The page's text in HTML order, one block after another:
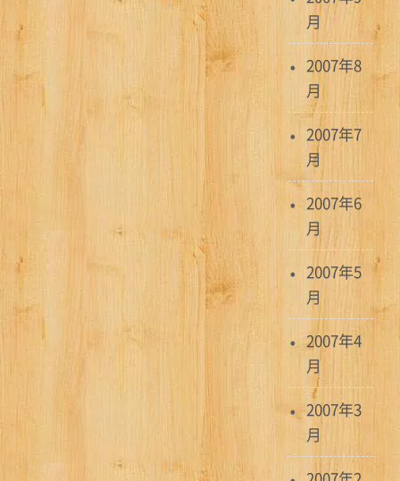
月
2007年8
月
2007年7
月
2007年6
月
2007年5
月
2007年4
月
2007年3
月